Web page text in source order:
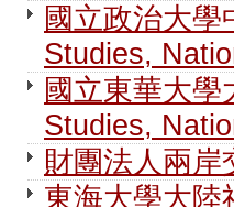
國立政治大
Studies,
國立東華大
Studies,
財團法人兩
東海大學大陸